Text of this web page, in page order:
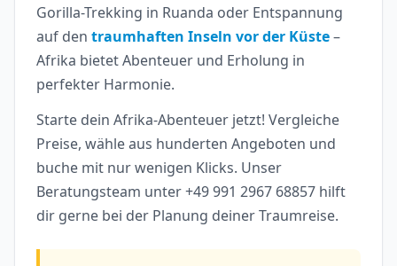
Gorilla-Trekking in Ruanda oder Entspannung
auf den traumhaften Inseln vor der Küste–
Afrika bietet Abenteuer und Erholung in
perfekter Harmonie.
Starte dein Afrika-Abenteuer jetzt! Vergleiche
Preise, wähle aus hunderten Angeboten und
buche mit nur wenigen Klicks. Unser
Beratungsteam unter +49 991 2967 68857 hilft
dir gerne bei der Planung deiner Traumreise.